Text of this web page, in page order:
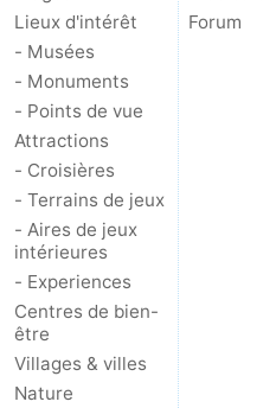
Lieux d'intérêt
- Musées
- Monuments
- Points de vue
Attractions
- Croisières
- Terrains de jeux
- Aires de jeux
intérieures
- Experiences
Centres de bien-
être
Villages & villes
Nature
Forum